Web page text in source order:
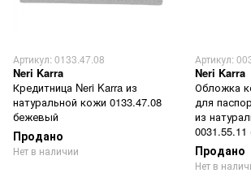
Артикул: 0133.47.08
Neri Karra
Кредитница Neri Karra из
натуральной кожи 0133.47.08
бежевый
Продано
Нет в наличии
Артикул:
Neri Karra
Обложка
для
из
Продано
Нет в